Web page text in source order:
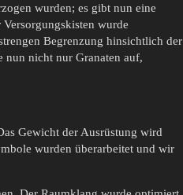
wurden; es gibt nun eine
wurde
Begrenzung hinsichtlich der
nun nicht nur Granaten auf,
Gewicht der Ausrüstung wird
wurden überarbeitet und wir